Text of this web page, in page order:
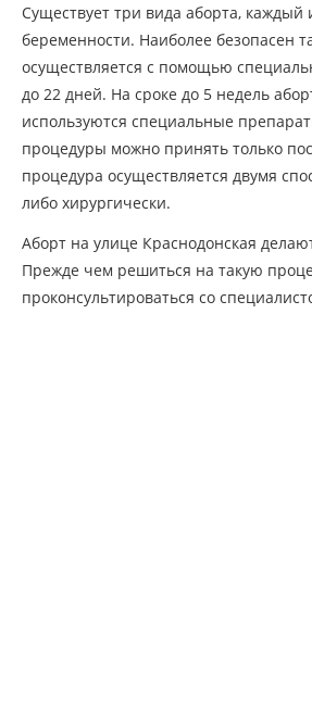
Существует три вида аборта,
беременности. Наиболее безопасен
осуществляется с помощью
до 22 дней. На сроке до 5 недель
используются специальные
процедуры можно принять только
процедура осуществляется двумя
либо хирургически.
Аборт на улице Краснодонская
Прежде чем решиться на такую
проконсультироваться со